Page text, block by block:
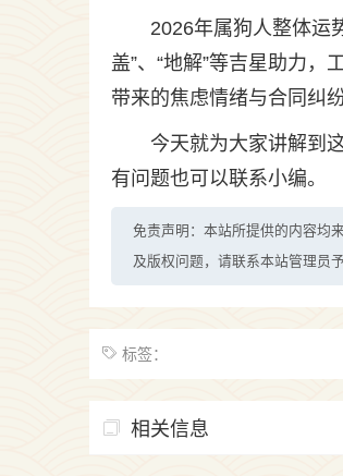
2026年属狗人整体运
盖”、“地解”等吉星助力，
带来的焦虑情绪与合同纠
今天就为大家讲解到
有问题也可以联系小编。
免责声明：本站所提供的内容均
及版权问题，请联系本站管理员
标签：
相关信息